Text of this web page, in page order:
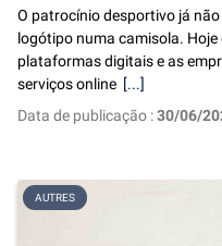
O patrocínio desportivo já
logótipo numa camisola.
plataformas digitais e as
serviços online [...]
Data de publicação :30/06/
AUTRES